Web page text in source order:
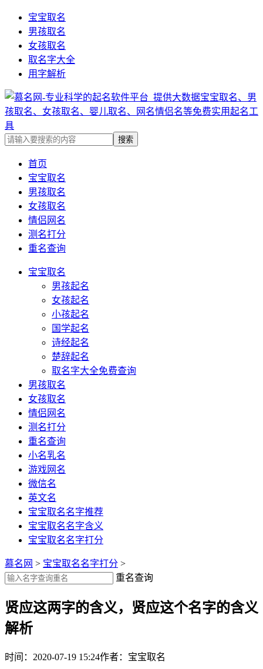
宝宝取名
男孩取名
女孩取名
取名字大全
用字解析
首页
宝宝取名
男孩取名
女孩取名
情侣网名
测名打分
重名查询
宝宝取名
男孩起名
女孩起名
小孩起名
国学起名
诗经起名
楚辞起名
取名字大全免费查询
男孩取名
女孩取名
情侣网名
测名打分
重名查询
小名乳名
游戏网名
微信名
英文名
宝宝取名名字推荐
宝宝取名名字含义
宝宝取名名字打分
慕名网 > 宝宝取名名字打分 >
重名查询
贤应这两字的含义，贤应这个名字的含义
解析
时间：2020-07-19 15:24作者：宝宝取名